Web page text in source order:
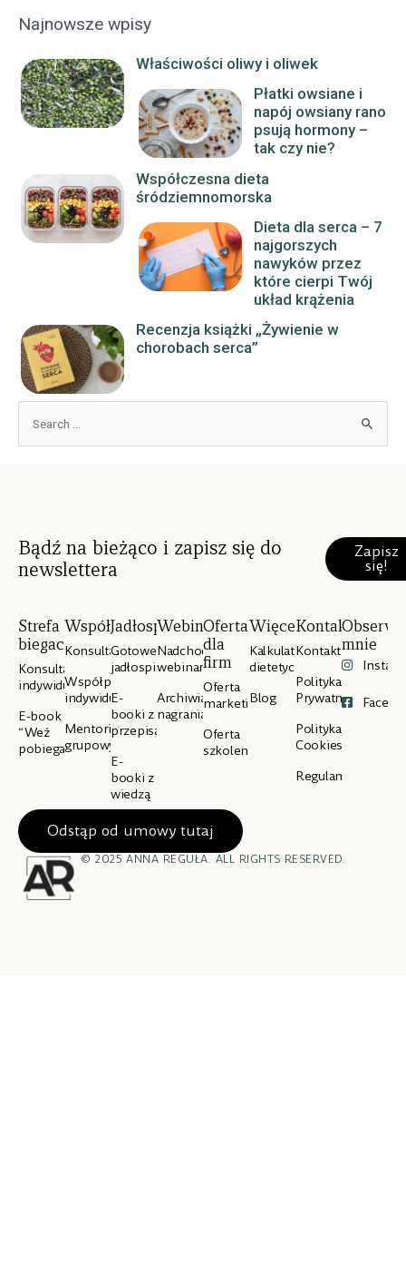
Najnowsze wpisy
Właściwości oliwy i oliwek
Płatki owsiane i
napój owsiany rano
psują hormony –
tak czy nie?
Współczesna dieta
śródziemnomorska
Dieta dla serca – 7
najgorszych
nawyków przez
które cierpi Twój
układ krążenia
Recenzja książki „Żywienie w
chorobach serca”
Bądź na bieżąco i zapisz się do
newslettera
Zapisz
się!
Strefa
biegacza
Konsultacje
indywidualne
E-book
“Weź
pobiegaj”
Współpraca
Konsultacje
Współpraca
indywidualna
Mentoring
grupowy
Jadłospisy
Gotowe
jadłospisy
E-
booki z
przepisami
E-
booki z
wiedzą
Webinary
Nadchodzące
webinary
Archiwialne
nagrania
Oferta
dla
firm
Oferta
marketingowa
Oferta
szkoleniowa
Więcej
Kalkulator
dietetyczny
Blog
Kontakt
Kontakt
Polityka
Prywatności
Polityka
Cookies
Regulamin
mnie
Odstąp od umowy tutaj
© 2025 ANNA REGUŁA. ALL RIGHTS RESERVED.